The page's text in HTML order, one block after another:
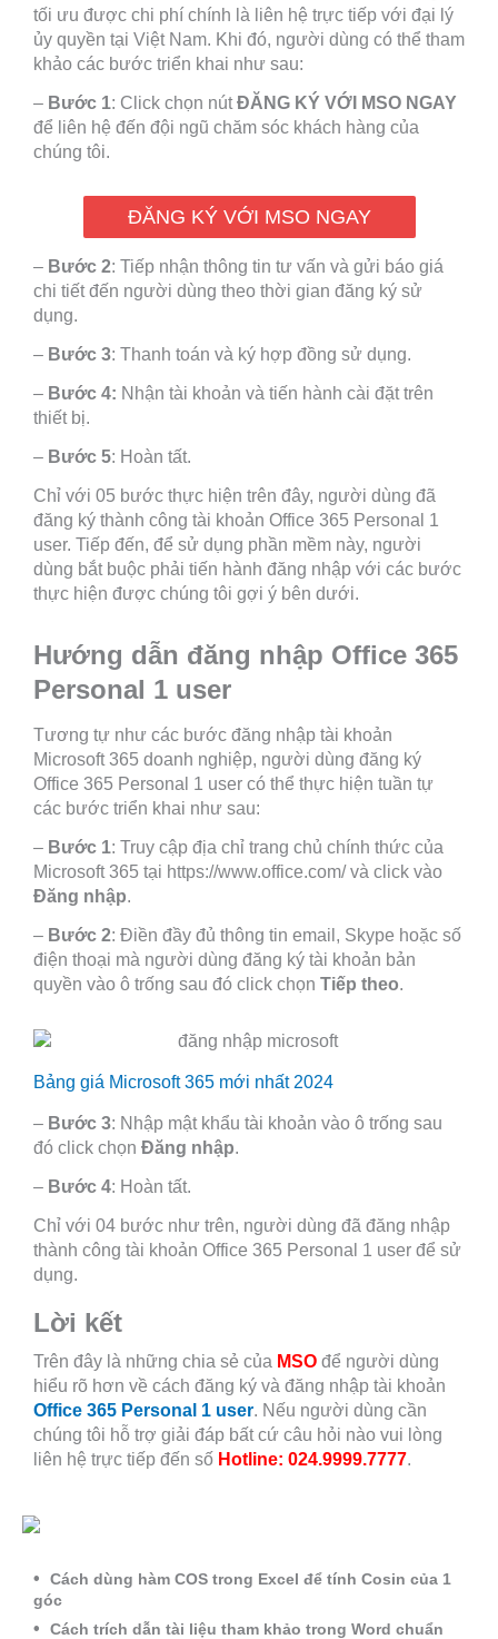
tối ưu được chi phí chính là liên hệ trực tiếp với đại lý
ủy quyền tại Việt Nam. Khi đó, người dùng có thể tham
khảo các bước triển khai như sau:
– Bước 1: Click chọn nútĐĂNG KÝ VỚI MSO NGAY
để liên hệ đến đội ngũ chăm sóc khách hàng của
chúng tôi.
ĐĂNG KÝ VỚI MSO NGAY
– Bước 2: Tiếp nhận thông tin tư vấn và gửi báo giá
chi tiết đến người dùng theo thời gian đăng ký sử
dụng.
– Bước 3: Thanh toán và ký hợp đồng sử dụng.
– Bước 4: Nhận tài khoản và tiến hành cài đặt trên
thiết bị.
– Bước 5: Hoàn tất.
Chỉ với 05 bước thực hiện trên đây, người dùng đã
đăng ký thành công tài khoản Office 365 Personal 1
user. Tiếp đến, để sử dụng phần mềm này, người
dùng bắt buộc phải tiến hành đăng nhập với các bước
thực hiện được chúng tôi gợi ý bên dưới.
Hướng dẫn đăng nhập Office 365
Personal 1 user
Tương tự như các bước đăng nhập tài khoản
Microsoft 365 doanh nghiệp, người dùng đăng ký
Office 365 Personal 1 user có thể thực hiện tuần tự
các bước triển khai như sau:
– Bước 1: Truy cập địa chỉ trang chủ chính thức của
Microsoft 365 tại https://www.office.com/ và click vào
Đăng nhập.
– Bước 2: Điền đầy đủ thông tin email, Skype hoặc số
điện thoại mà người dùng đăng ký tài khoản bản
quyền vào ô trống sau đó click chọn Tiếp theo.
Bảng giá Microsoft 365 mới nhất 2024
– Bước 3: Nhập mật khẩu tài khoản vào ô trống sau
đó click chọn Đăng nhập.
– Bước 4: Hoàn tất.
Chỉ với 04 bước như trên, người dùng đã đăng nhập
thành công tài khoản Office 365 Personal 1 user để sử
dụng.
Lời kết
Trên đây là những chia sẻ của MSO để người dùng
hiểu rõ hơn về cách đăng ký và đăng nhập tài khoản
Office 365 Personal 1 user. Nếu người dùng cần
chúng tôi hỗ trợ giải đáp bất cứ câu hỏi nào vui lòng
liên hệ trực tiếp đến số Hotline: 024.9999.7777.
Cách dùng hàm COS trong Excel để tính Cosin của 1
góc
Cách trích dẫn tài liệu tham khảo trong Word chuẩn